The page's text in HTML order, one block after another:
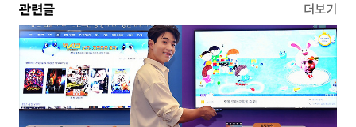
관련글 더보기